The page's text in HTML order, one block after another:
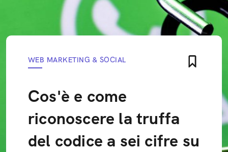
WEB MARKETING & SOCIAL
Cos'è e come
riconoscere la truffa
del codice a sei cifre su